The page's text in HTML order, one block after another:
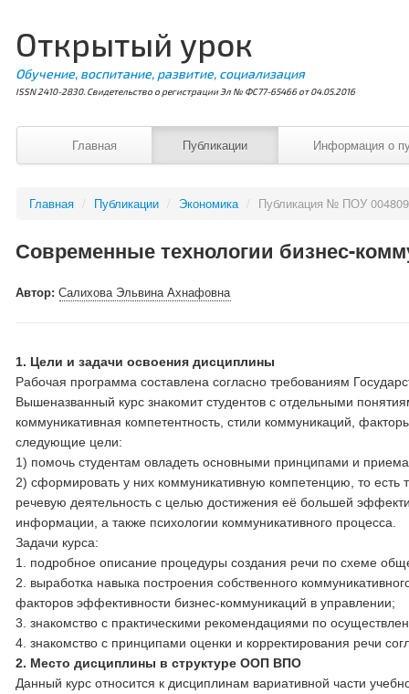
Открытый урок
Обучение, воспитание, развитие, социализация
ISSN 2410-2830. Свидетельство о регистрации Эл № ФС77-65466 от 04.05.2016
Главная Публикации Информация о
Главная / Публикации / Экономика / Публикация № ПОУ 004809
Современные технологии бизнес-
Автор:Салихова Эльвина Ахнафовна
1. Цели и задачи освоения дисциплины
Рабочая программа составлена согласно требованиям
Вышеназванный курс знакомит студентов с отдельными
коммуникативная компетентность, стили коммуникаций,
следующие цели:
1) помочь студентам овладеть основными принципами и
2) сформировать у них коммуникативную компетенцию, то
речевую деятельность с целью достижения её большей
информации, а также психологии коммуникативного процесса.
Задачи курса:
1. подробное описание процедуры создания речи по схеме
2. выработка навыка построения собственного
факторов эффективности бизнес-коммуникаций в управлении;
3. знакомство с практическими рекомендациями по
4. знакомство с принципами оценки и корректирования речи
2. Место дисциплины в структуре ООП ВПО
Данный курс относится к дисциплинам вариативной части